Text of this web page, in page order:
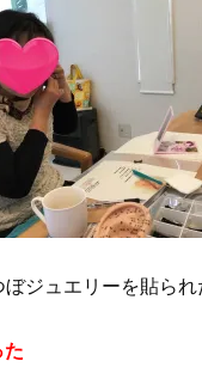
ジュエリーを貼ら